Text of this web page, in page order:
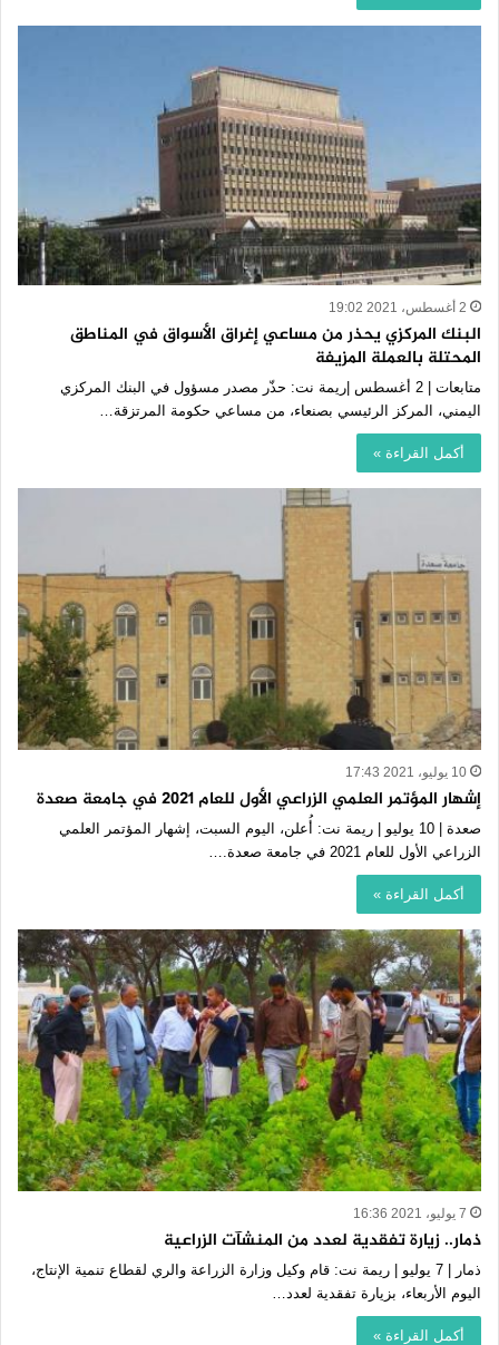
2 أغسطس، 2021 19:02
البنك المركزي يحذر من مساعي إغراق الأسواق في المناطق
المحتلة بالعملة المزيفة
متابعات | 2 أغسطس |ريمة نت: حذّر مصدر مسؤول في البنك المركزي
اليمني، المركز الرئيسي بصنعاء، من مساعي حكومة المرتزقة…
أكمل القراءة »
10 يوليو، 2021 17:43
إشهار المؤتمر العلمي الزراعي الأول للعام 2021 في جامعة صعدة
صعدة | 10 يوليو | ريمة نت: أُعلن، اليوم السبت، إشهار المؤتمر العلمي
الزراعي الأول للعام 2021 في جامعة صعدة.…
أكمل القراءة »
7 يوليو، 2021 16:36
ذمار.. زيارة تفقدية لعدد من المنشآت الزراعية
ذمار | 7 يوليو | ريمة نت: قام وكيل وزارة الزراعة والري لقطاع تنمية الإنتاج،
اليوم الأربعاء، بزيارة تفقدية لعدد…
أكمل القراءة »